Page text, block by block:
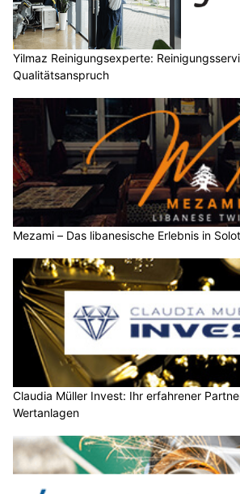
Yilmaz Reinigungsexperte:
Qualitätsanspruch
Mezami – Das libanesische Erlebnis in
Claudia Müller Invest: Ihr erfahrener
Wertanlagen